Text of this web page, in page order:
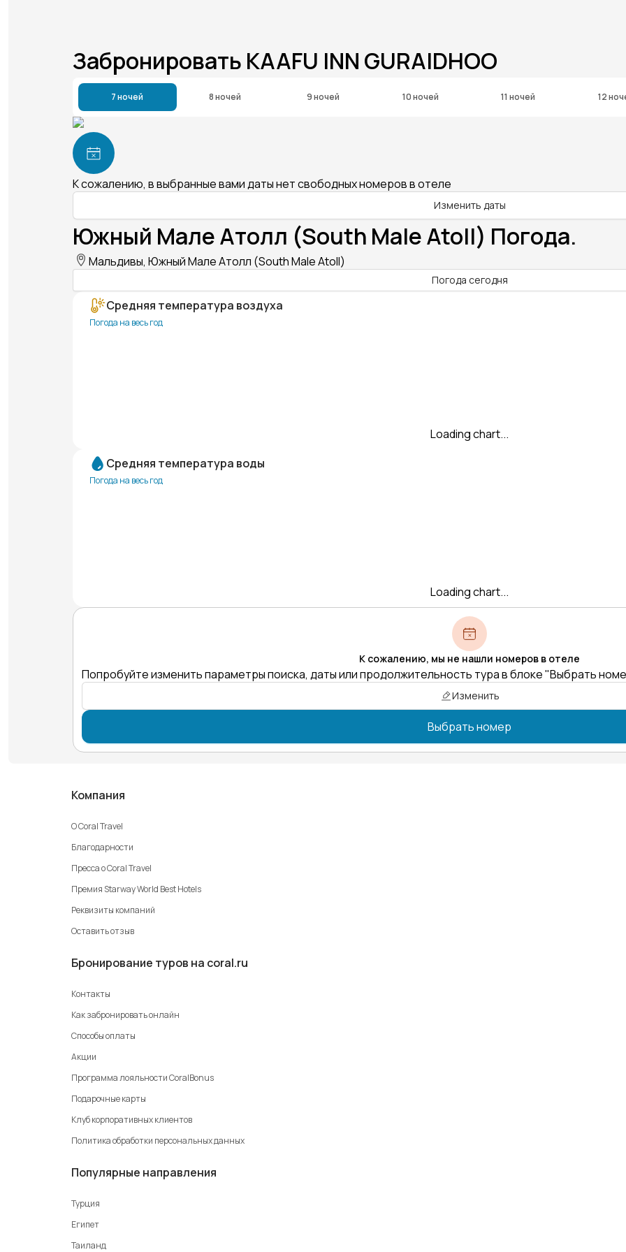
Забронировать KAAFU INN GURAIDHOO
7 ночей 8 ночей 9 ночей 10 ночей 11 ночей 12
К сожалению, в выбранные вами даты нет свободных номеров в отеле
Изменить даты
Южный Мале Атолл (South Male Atoll) Погода.
Мальдивы, Южный Мале Атолл (South Male Atoll)
Погода сегодня
Средняя температура воздуха
Погода на весь год
Loading chart...
Средняя температура воды
Погода на весь год
Loading chart...
К сожалению, мы не нашли номеров в отеле
Попробуйте изменить параметры поиска, даты или продолжительность тура в блоке "Выбрать
Изменить
Выбрать номер
Компания
О Coral Travel
Благодарности
Пресса о Coral Travel
Премия Starway World Best Hotels
Реквизиты компаний
Оставить отзыв
Бронирование туров на coral.ru
Контакты
Как забронировать онлайн
Способы оплаты
Акции
Программа лояльности CoralBonus
Подарочные карты
Клуб корпоративных клиентов
Политика обработки персональных данных
Популярные направления
Турция
Египет
Таиланд